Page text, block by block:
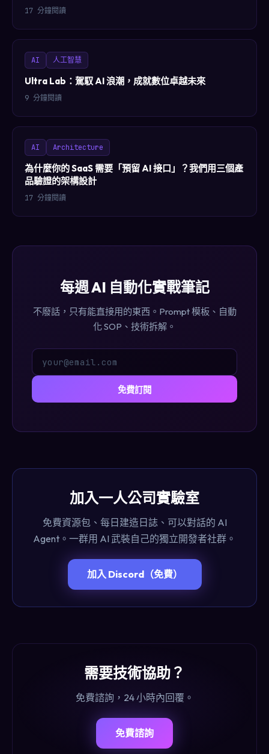
17 分鐘閱讀
AI 人工智慧
Ultra Lab：駕馭 AI 浪潮，成就數位卓越未來
9 分鐘閱讀
AI Architecture
為什麼你的 SaaS 需要「預留 AI 接口」？我們用三個產
品驗證的架構設計
17 分鐘閱讀
每週 AI 自動化實戰筆記
不廢話，只有能直接用的東西。Prompt 模板、自動
化 SOP、技術拆解。
免費訂閱
加入一人公司實驗室
免費資源包、每日建造日誌、可以對話的 AI
Agent。一群用 AI 武裝自己的獨立開發者社群。
加入 Discord（免費）
需要技術協助？
免費諮詢，24 小時內回覆。
免費諮詢